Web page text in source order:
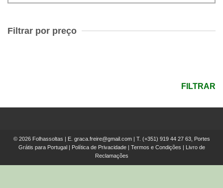
Filtrar por preço
FILTRAR
© 2026 Folhassoltas | E. graca.freire@gmail.com| T. (+351) 919 44 27 63, Portes
Grátis para Portugal
Política de Privacidade| Termos e Condições
Livro de
Reclamações